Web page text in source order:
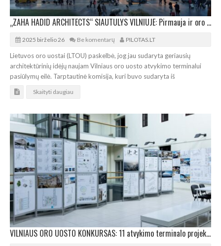
„ZAHA HADID ARCHITECTS“ SIAUTULYS VILNIUJE: Pirmauja ir oro uosto terminalo konkurse
2025 birželio 26 Be komentarų PILOTAS.LT
Lietuvos oro uostai (LTOU) paskelbė, jog jau sudaryta geriausių
architektūrinių idėjų naujam Vilniaus oro uosto atvykimo terminalui
pasiūlymų eilė. Tarptautinė komisija, kuri buvo sudaryta iš
Skaityti daugiau
VILNIAUS ORO UOSTO KONKURSAS: 11 atvykimo terminalo projektinių idėjų